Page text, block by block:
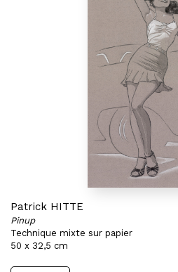
Patrick HITTE
Pinup
Technique mixte sur papier
50 x 32,5 cm